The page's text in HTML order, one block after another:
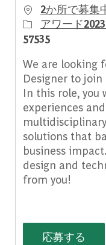
2か所で募集
アワード
57535
We are looking
Designer to join
In this role, you
experiences
solutions that
business
design and
from you!
応募する